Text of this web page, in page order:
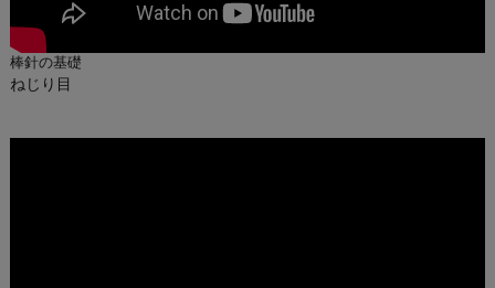
棒針の基礎
ねじり目